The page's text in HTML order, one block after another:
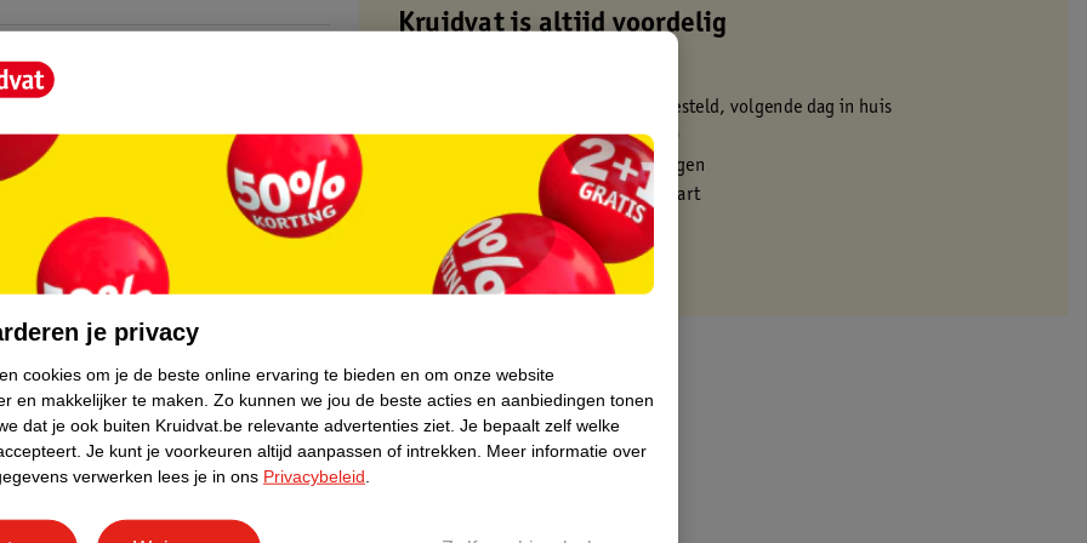
aanbrengt, zo werkt de bescherming
na het zwemmen en afdrogen.
aan de zon. Houd baby’s en jonge
zonbeschermingsproduct met hoge
biedt geen volledige bescherming
te worden! Overmatige blootstelling
Kruidvat is altijd voordelig
Op werkdagen voor 22:00 uur besteld, volgende dag in huis
Gratis thuisbezorgd vanaf 50.00
Gratis retourneren binnen 30 dagen
Gratis punten met je Kruidvat kaart
je privacy
cookies om je de beste online ervaring te bieden en om onze website
en makkelijker te maken. Zo kunnen we jou de beste acties en aanbiedingen tonen
dat je ook buiten Kruidvat.be relevante advertenties ziet. Je bepaalt zelf welke
Je kunt je voorkeuren altijd aanpassen of intrekken.
Meer informatie over
verwerken lees je in ons Privacybeleid